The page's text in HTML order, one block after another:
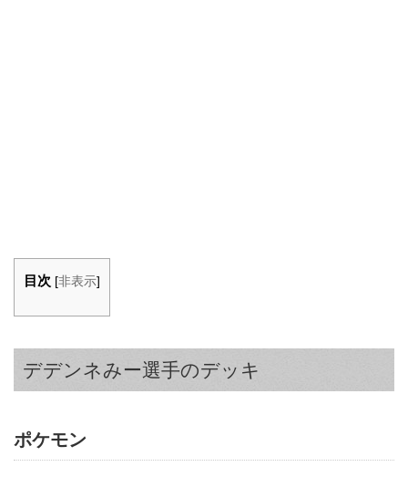
目次 [非表示]
デデンネみー選手のデッキ
ポケモン